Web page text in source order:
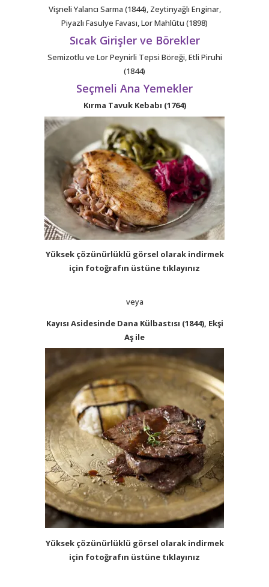
Vişneli Yalancı Sarma (1844), Zeytinyağlı Enginar,
Piyazlı Fasulye Favası, Lor Mahlûtu (1898)
Sıcak Girişler ve Börekler
Semizotlu ve Lor Peynirli Tepsi Böreği, Etli Piruhi
(1844)
Seçmeli Ana Yemekler
Kırma Tavuk Kebabı (1764)
Yüksek çözünürlüklü görsel olarak indirmek
için fotoğrafın üstüne tıklayınız
veya
Kayısı Asidesinde Dana Külbastısı (1844), Ekşi
Aş ile
Yüksek çözünürlüklü görsel olarak indirmek
için fotoğrafın üstüne tıklayınız